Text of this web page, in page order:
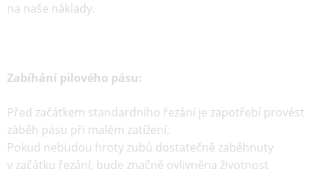
na naše náklady.
Zabíhání pilového pásu:
Před začátkem standardního řezání je zapotřebí provést
záběh pásu při malém zatížení.
Pokud nebudou hroty zubů dostatečně zaběhnuty
v začátku řezání, bude značně ovlivněna životnost